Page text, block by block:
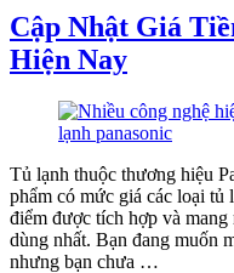
Cập Nhật Giá
Hiện Nay
Tủ lạnh thuộc thương hiệu
phẩm có mức giá các loại tủ
điểm được tích hợp và
dùng nhất. Bạn đang muốn
nhưng bạn chưa …